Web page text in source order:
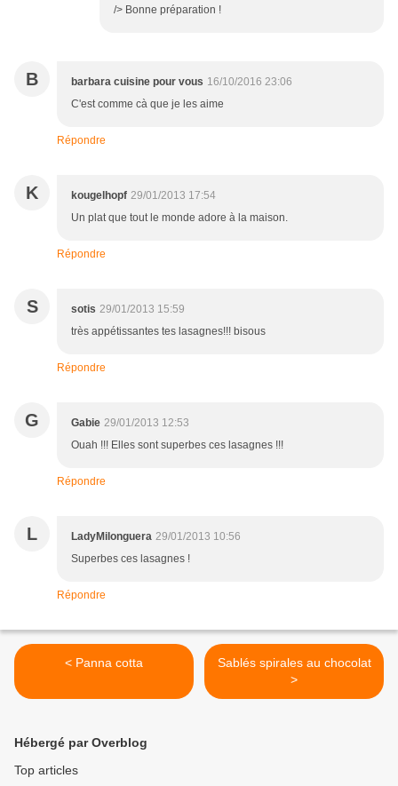
/> Bonne préparation !
B barbara cuisine pour vous 16/10/2016 23:06
C'est comme cà que je les aime
Répondre
K kougelhopf 29/01/2013 17:54
Un plat que tout le monde adore à la maison.
Répondre
S sotis 29/01/2013 15:59
très appétissantes tes lasagnes!!! bisous
Répondre
G Gabie 29/01/2013 12:53
Ouah !!! Elles sont superbes ces lasagnes !!!
Répondre
L LadyMilonguera 29/01/2013 10:56
Superbes ces lasagnes !
Répondre
< Panna cotta
Sablés spirales au chocolat
>
Hébergé par Overblog
Top articles